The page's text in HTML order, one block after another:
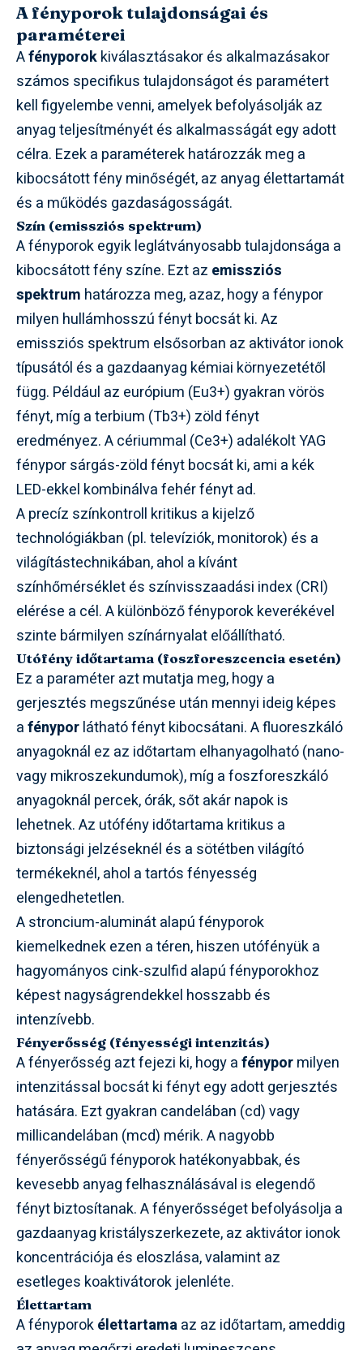
A fényporok tulajdonságai és
paraméterei
Afényporokkiválasztásakor és alkalmazásakor
számos specifikus tulajdonságot és paramétert
kell figyelembe venni, amelyek befolyásolják az
anyag teljesítményét és alkalmasságát egy adott
célra. Ezek a paraméterek határozzák meg a
kibocsátott fény minőségét, az anyag élettartamát
és a működés gazdaságosságát.
Szín (emissziós spektrum)
A fényporok egyik leglátványosabb tulajdonsága a
kibocsátott fény színe. Ezt az emissziós
spektrum határozza meg, azaz, hogy a fénypor
milyen hullámhosszú fényt bocsát ki. Az
emissziós spektrum elsősorban az aktivátor ionok
típusától és a gazdaanyag kémiai környezetétől
függ. Például az európium (Eu3+) gyakran vörös
fényt, míg a terbium (Tb3+) zöld fényt
eredményez. A cériummal (Ce3+) adalékolt YAG
fénypor sárgás-zöld fényt bocsát ki, ami a kék
LED-ekkel kombinálva fehér fényt ad.
A precíz színkontroll kritikus a kijelző
technológiákban (pl. televíziók, monitorok) és a
világítástechnikában, ahol a kívánt
színhőmérséklet és színvisszaadási index (CRI)
elérése a cél. A különböző fényporok keverékével
szinte bármilyen színárnyalat előállítható.
Utófény időtartama (foszforeszcencia esetén)
Ez a paraméter azt mutatja meg, hogy a
gerjesztés megszűnése után mennyi ideig képes
afényporlátható fényt kibocsátani. A fluoreszkáló
anyagoknál ez az időtartam elhanyagolható (nano-
vagy mikroszekundumok), míg a foszforeszkáló
anyagoknál percek, órák, sőt akár napok is
lehetnek. Az utófény időtartama kritikus a
biztonsági jelzéseknél és a sötétben világító
termékeknél, ahol a tartós fényesség
elengedhetetlen.
A stroncium-aluminát alapú fényporok
kiemelkednek ezen a téren, hiszen utófényük a
hagyományos cink-szulfid alapú fényporokhoz
képest nagyságrendekkel hosszabb és
intenzívebb.
Fényerősség (fényességi intenzitás)
A fényerősség azt fejezi ki, hogy afénypormilyen
intenzitással bocsát ki fényt egy adott gerjesztés
hatására. Ezt gyakran candelában (cd) vagy
millicandelában (mcd) mérik. A nagyobb
fényerősségű fényporok hatékonyabbak, és
kevesebb anyag felhasználásával is elegendő
fényt biztosítanak. A fényerősséget befolyásolja a
gazdaanyag kristályszerkezete, az aktivátor ionok
koncentrációja és eloszlása, valamint az
esetleges koaktivátorok jelenléte.
Élettartam
A fényporokélettartamaaz az időtartam, ameddig